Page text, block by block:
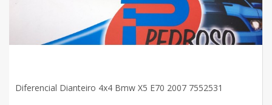
Diferencial Dianteiro 4x4 Bmw X5 E70 2007 7552531